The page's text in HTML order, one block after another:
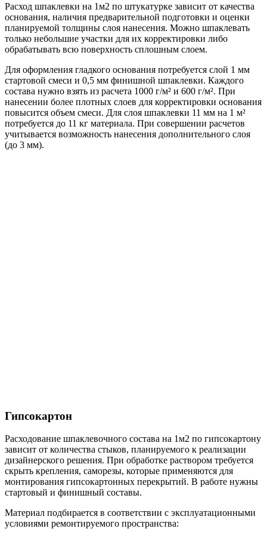
Расход шпаклевки на 1м2 по штукатурке зависит от качества
основания, наличия предварительной подготовки и оценки
планируемой толщины слоя нанесения. Можно шпаклевать
только небольшие участки для их корректировки либо
обрабатывать всю поверхность сплошным слоем.
Для оформления гладкого основания потребуется слой 1 мм
стартовой смеси и 0,5 мм финишной шпаклевки. Каждого
состава нужно взять из расчета 1000 г/м² и 600 г/м². При
нанесении более плотных слоев для корректировки основания
повысится объем смеси. Для слоя шпаклевки 11 мм на 1 м²
потребуется до 11 кг материала. При совершении расчетов
учитывается возможность нанесения дополнительного слоя
(до 3 мм).
Гипсокартон
Расходование шпаклевочного состава на 1м2 по гипсокартону
зависит от количества стыков, планируемого к реализации
дизайнерского решения. При обработке раствором требуется
скрыть крепления, саморезы, которые применяются для
монтирования гипсокартонных перекрытий. В работе нужны
стартовый и финишный составы.
Материал подбирается в соответствии с эксплуатационными
условиями ремонтируемого пространства: